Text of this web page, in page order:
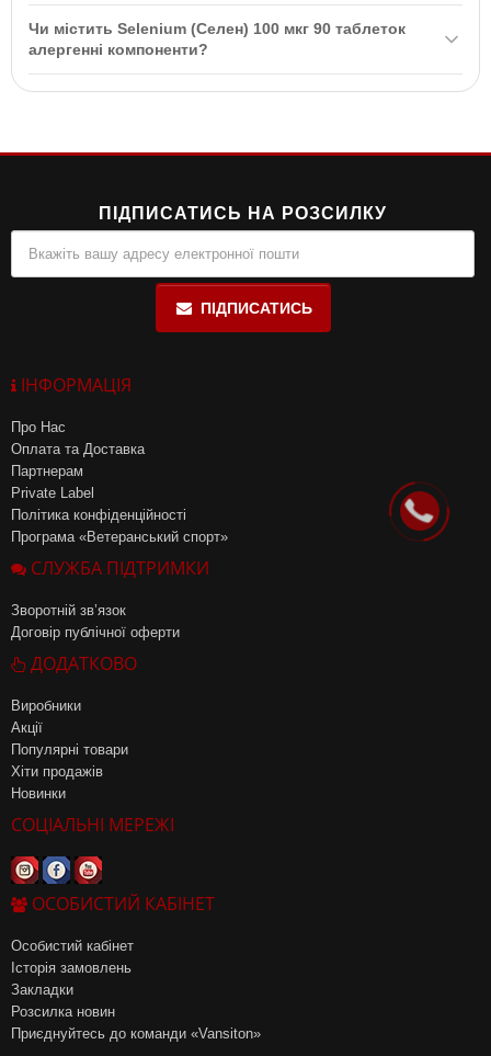
сухому та недоступному для дітей місці.
Чи містить Selenium (Селен) 100 мкг 90 таблеток
алергенні компоненти?
ПІДПИСАТИСЬ НА РОЗСИЛКУ
ПІДПИСАТИСЬ
ІНФОРМАЦІЯ
Про Нас
Оплата та Доставка
Партнерам
Private Label
Політика конфіденційності
Програма «Ветеранський спорт»
СЛУЖБА ПІДТРИМКИ
Зворотній зв’язок
Договір публічної оферти
ДОДАТКОВО
Виробники
Акції
Популярні товари
Хіти продажів
Новинки
СОЦІАЛЬНІ МЕРЕЖІ
ОСОБИСТИЙ КАБІНЕТ
Особистий кабінет
Історія замовлень
Закладки
Розсилка новин
Приєднуйтесь до команди «Vansiton»